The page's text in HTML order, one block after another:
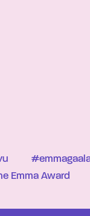
Emma Award